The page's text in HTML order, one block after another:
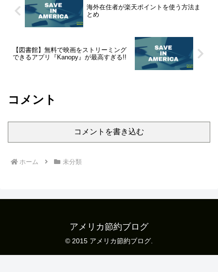
海外在住者が楽天ポイントを使う方法ま
とめ
【図書館】無料で映画をストリーミング
できるアプリ『Kanopy』が最高すぎる!!
コメント
コメントを書き込む
ホーム 未分類
アメリカ節約ブログ
© 2015 アメリカ節約ブログ.